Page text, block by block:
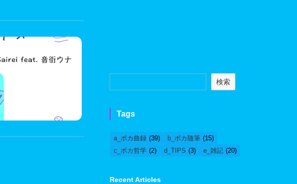
検索
Tags
a_ボカ曲録 (39) b_ボカ随筆 (15)
c_ボカ哲学 (2) d_TIPS (3) e_雑記 (20)
Recent Articles